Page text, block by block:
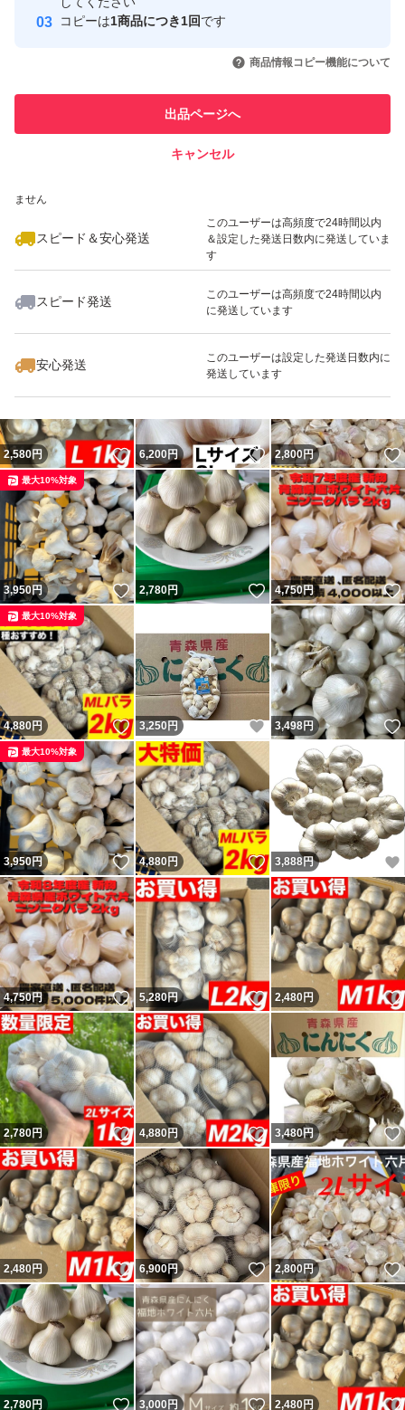
引を完了させた実績があります
での取引実績があります
ません
スピード＆安心発送
このユーザーは高頻度で24時間以内
＆設定した発送日数内に発送していま
す
スピード発送
このユーザーは高頻度で24時間以内
に発送しています
安心発送
このユーザーは設定した発送日数内に
発送しています
コピーは1商品につき1回です
商品情報コピー機能について
出品ページへ
キャンセル
いいね！
3,200
2,580円 いいね！
6,200円 いいね！
2,800円
3,950円 いいね！
最大10%対象
2,780円 いいね！
4,750円
4,880円 いいね！
最大10%対象
3,250 円 いいね！
3,498円
3,950円 いいね！
最大10%対象
4,880円 いいね！
3,888円
4,750円 いいね！
5,280円 いいね！
2,480円
2,780円 いいね！
4,880円 いいね！
3,480円
2,480円 いいね！
6,900円 いいね！
2,800円
2,780円 いいね！
3,000円 いいね！
2,480円